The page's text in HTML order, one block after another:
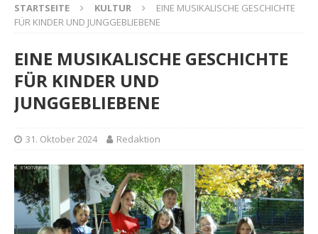
STARTSEITE KULTUR
EINE MUSIKALISCHE GESCHICHTE
FÜR KINDER UND JUNGGEBLIEBENE
EINE MUSIKALISCHE GESCHICHTE
FÜR KINDER UND
JUNGGEBLIEBENE
31. Oktober 2024 Redaktion